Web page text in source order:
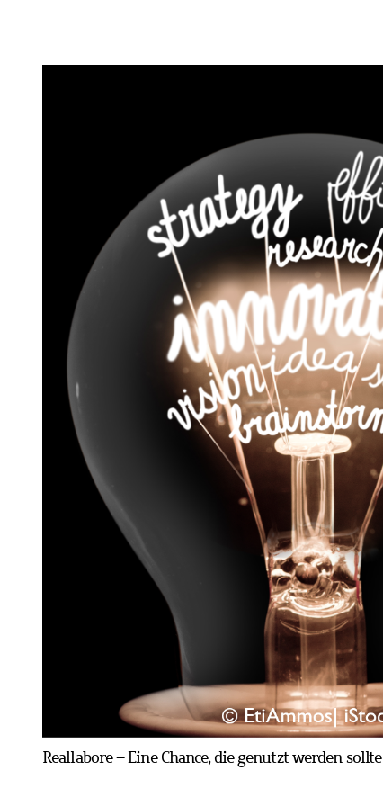
Reallabore – Eine Chance, die genutzt werden sollte